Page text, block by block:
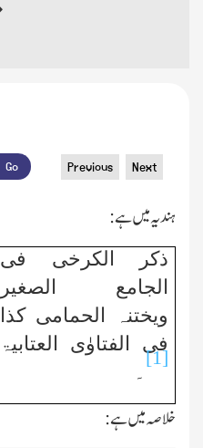
Go Previous Next
ہندیہ میں ہے:
ذکر الکرخی فی
الجامع الصغیر
ویختنہ الحمامی کذا
فی الفتاوٰی العتابیۃ
[1]
۔
خلاصہ میں ہے: